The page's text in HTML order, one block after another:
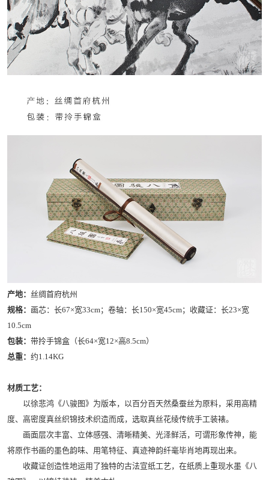
产地： 丝绸首府杭州
规格： 画芯：长67×宽33cm；卷轴：长150×宽45cm；收藏证：长23×宽
10.5cm
包装： 带拎手锦盒（长64×宽12×高8.5cm）
总重： 约1.14KG
材质工艺：
以徐悲鸿《八骏图》为版本，以百分百天然桑蚕丝为原料，采用高精
度、高密度真丝织锦技术织造而成，选取真丝花绫传统手工装裱。
画面层次丰富、立体感强、清晰精美、光泽鲜活，可谓形象传神，能
将原作书画的墨色韵味、用笔特征、真迹神韵纤毫毕肖地再现出来。
收藏证创造性地运用了独特的古法宣纸工艺，在纸质上重现水墨《八